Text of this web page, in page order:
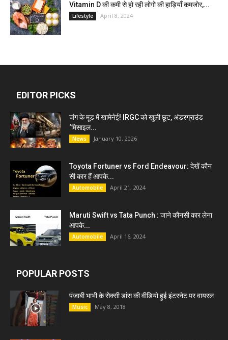
Vitamin D की कमी से हो रही लोगो की हाड़ियाँ कमजोर,...
Lifestyle April 8, 2024
EDITOR PICKS
जंग के मूड में खामेनेई! IRGC को खुली छूट, अंडरग्राउंड
‘मिसाइल...
News January 10, 2026
Toyota Fortuner vs Ford Endeavour: देखें कौन
सी कार हैं आपके...
Automobile April 21, 2024
Maruti Swift vs Tata Punch : जाने कौनसी कार लेना
आपके...
Automobile April 16, 2024
POPULAR POSTS
पंजाबी भाभी के सेक्सी डांस की वीडियो हुई इंटरनेट पर वायरल
Music May 8, 2018